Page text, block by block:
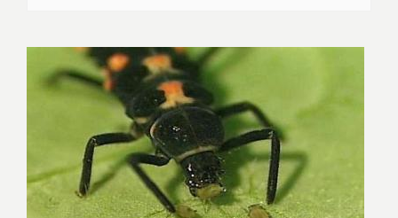
們忽視掉了哪些東西？